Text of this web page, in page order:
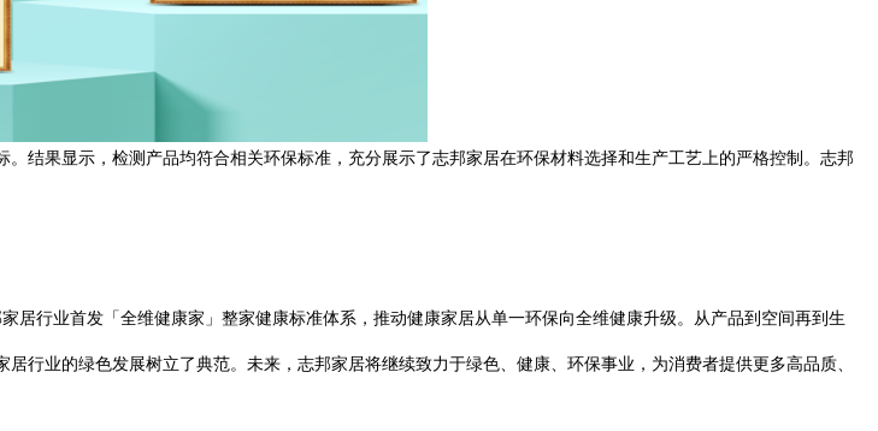
果显示，检测产品均符合相关环保标准，充分展示了志邦家居在环保材料选择和生产工艺上的严格控制。志邦
行业首发「全维健康家」整家健康标准体系，推动健康家居从单一环保向全维健康升级。从产品到空间再到生
业的绿色发展树立了典范。未来，志邦家居将继续致力于绿色、健康、环保事业，为消费者提供更多高品质、